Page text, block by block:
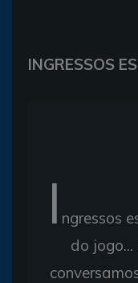
INGRESSOS
I ngressos
do